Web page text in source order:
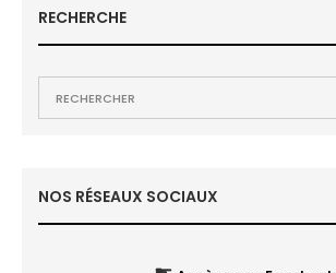
RECHERCHE
NOS RÉSEAUX SOCIAUX